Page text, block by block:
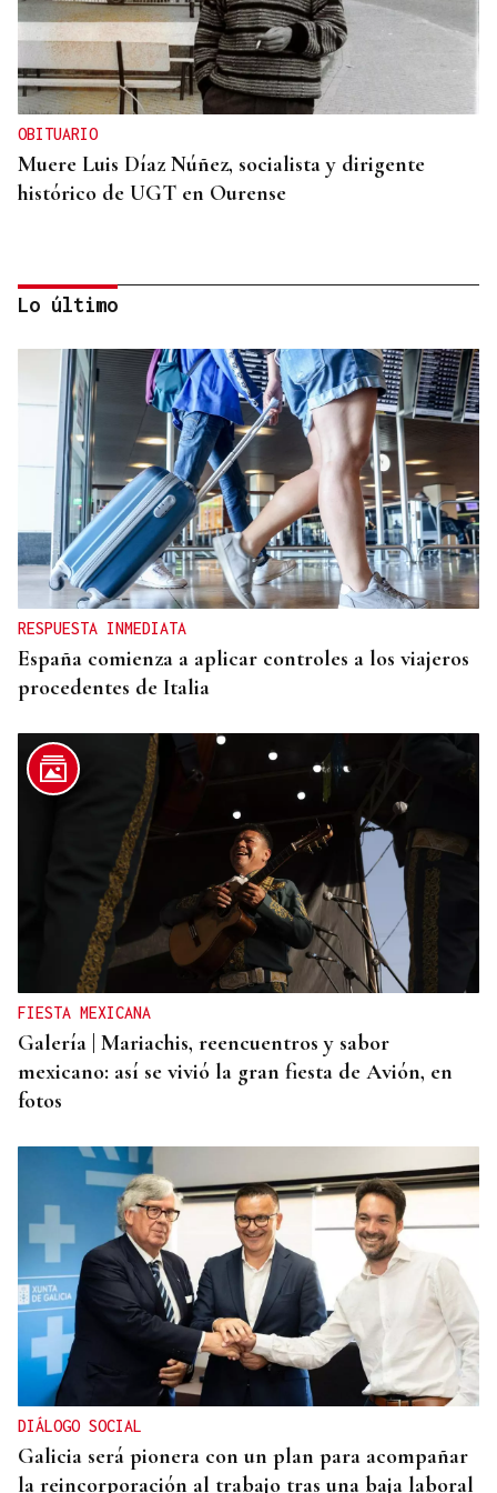
OBITUARIO
Muere Luis Díaz Núñez, socialista y dirigente
histórico de UGT en Ourense
CANEDO
Un herido en la colisión entre dos coches en la
entrada a las termas de Outariz
Lo último
RESPUESTA INMEDIATA
España comienza a aplicar controles a los viajeros
procedentes de Italia
FIESTA MEXICANA
Galería | Mariachis, reencuentros y sabor
mexicano: así se vivió la gran fiesta de Avión, en
fotos
DIÁLOGO SOCIAL
Galicia será pionera con un plan para acompañar
la reincorporación al trabajo tras una baja laboral